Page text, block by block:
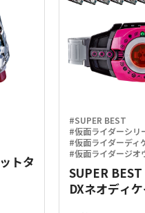
トタ
#SUPER BEST
#仮面ライダーシリ
#仮面ライダーディ
#仮面ライダージオ
SUPER
DXネオディ